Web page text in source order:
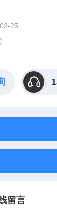
，真诚服务用
以科学为根本
修和技术咨询
25
留言